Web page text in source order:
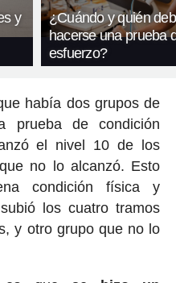
y
¿Cuándo y quién
hacerse una prueba
esfuerzo?
había dos grupos de
prueba de condición
el nivel 10 de los
no lo alcanzó. Esto
condición física y
los cuatro tramos
y otro grupo que no lo